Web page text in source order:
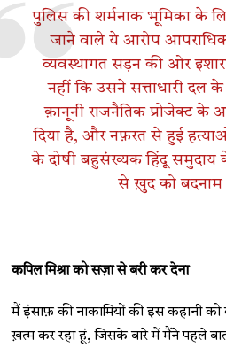
पुलिस की शर्मनाक भूमिका के लिए
जाने वाले ये आरोप आपराधिक
व्यवस्थागत सड़न की ओर
नहीं कि उसने सत्ताधारी दल
क़ानूनी राजनैतिक प्रोजेक्ट के
दिया है, और नफ़रत से हुई
के दोषी बहुसंख्यक हिंदू समुदाय
से ख़ुद को बदनाम
कपिल मिश्रा को सज़ा से बरी कर देना
मैं इंसाफ़ की नाकामियों की इस कहानी को
ख़त्म कर रहा हूं, जिसके बारे में मैंने पहले